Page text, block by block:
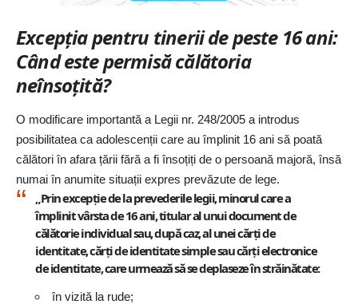
Excepția pentru tinerii de peste 16 ani:
Când este permisă călătoria
neînsoțită?
O modificare importantă a Legii nr. 248/2005 a introdus
posibilitatea ca adolescenții care au împlinit 16 ani să poată
călători în afara țării fără a fi însoțiți de o persoană majoră, însă
numai în anumite situații expres prevăzute de lege.
„Prin excepție de la prevederile legii, minorul care a
împlinit vârsta de 16 ani, titular al unui document de
călătorie individual sau, după caz, al unei cărți de
identitate, cărți de identitate simple sau cărți electronice
de identitate, care urmează să se deplaseze în străinătate:
în vizită la rude;